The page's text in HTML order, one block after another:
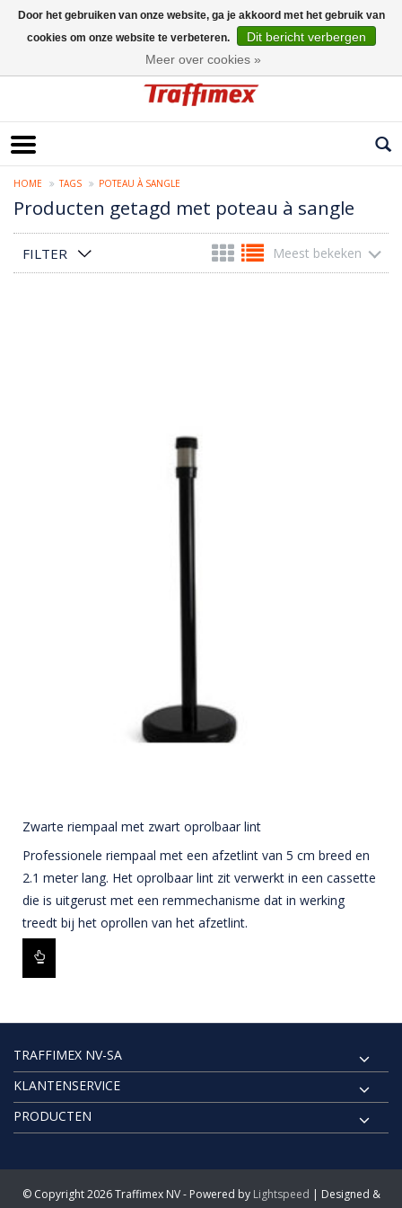
HOME TAGS POTEAU À SANGLE
Producten getagd met poteau à sangle
FILTER Meest bekeken
Zwarte riempaal met zwart oprolbaar lint
Professionele riempaal met een afzetlint van 5 cm breed en
2.1 meter lang. Het oprolbaar lint zit verwerkt in een cassette
die is uitgerust met een remmechanisme dat in werking
treedt bij het oprollen van het afzetlint.
TRAFFIMEX NV-SA
KLANTENSERVICE
PRODUCTEN
© Copyright 2026 Traffimex NV - Powered by Lightspeed | Designed &
Door het gebruiken van onze website, ga je akkoord met het gebruik van
cookies om onze website te verbeteren.
Dit bericht verbergen
Meer over cookies »